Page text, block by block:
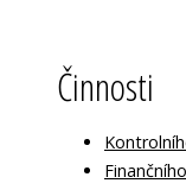
Činnosti